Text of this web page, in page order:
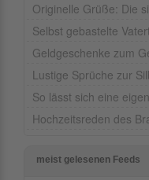
Originelle Grüße: Die
Selbst gebastelte
Geldgeschenke zum
Lustige Sprüche zur
So lässt sich eine
Hochzeitsreden des
meist gelesenen Feeds